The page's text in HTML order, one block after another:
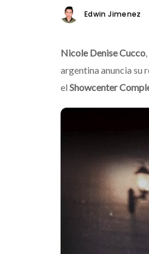
Edwin Jimenez
Nicole Denise Cucco
argentina anuncia su
el Showcenter